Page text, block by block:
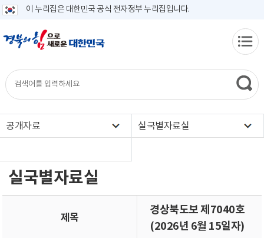
이 누리집은 대한민국 공식 전자정부 누리집입니다.
공개자료 실국별자료실
실국별자료실
제목
경상북도보 제7040호
(2026년 6월 15일자)